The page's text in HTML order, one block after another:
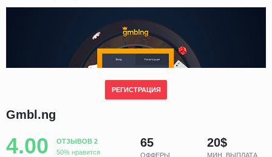
Gmbl.ng
4.00
ОТЗЫВОВ 2
50% нравится
65
ОФФЕРЫ
20$
МИН. ВЫПЛАТА
РЕГИСТРАЦИЯ